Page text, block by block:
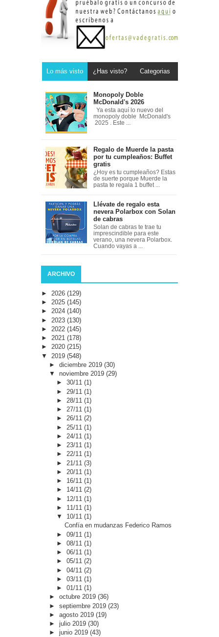
Lo más visto ¿Has visto? Categorias
Monopoly Doble
McDonald's 2026
Ya esta aquí lo nuevo del
monopoly doble McDonald's
2025 . Este ...
Regalo de Muerde la pasta
por tu cumpleaños: Buffet
gratis
¿Hoy es tu cumpleaños? Estas
de suerte porque Muerde la
pasta te regala 1 buffet ...
Llévate de regalo esta
nevera Polarbox con Solan
de cabras
Solan de cabras te trae tu
imprescindible para este
verano, una nevera Polarbox.
Cuando vayas a ...
ARCHIVO
► 2026 (129)
► 2025 (145)
► 2024 (140)
► 2023 (130)
► 2022 (145)
► 2021 (178)
► 2020 (215)
▼ 2019 (548)
► diciembre 2019 (30)
▼ noviembre 2019 (29)
►30/11(1)
► 29/11(1)
► 28/11(1)
►27/11(1)
►26/11(2)
► 25/11(1)
► 24/11(1)
►23/11(1)
►22/11(1)
► 21/11(3)
► 20/11(1)
► 16/11(1)
► 14/11(2)
► 12/11(1)
► 11/11(1)
▼ 10/11(1)
Confía en mudanzas Federico Ramos
►09/11(1)
►08/11(1)
►06/11(1)
►05/11(2)
►04/11(2)
►03/11(1)
►01/11(1)
► octubre 2019 (36)
► septiembre 2019 (23)
► agosto 2019 (19)
► julio 2019 (30)
► junio 2019 (43)